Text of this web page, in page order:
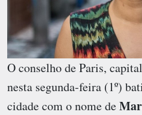
O conselho de Paris,
nesta segunda-feira (1º)
cidade com o nome de